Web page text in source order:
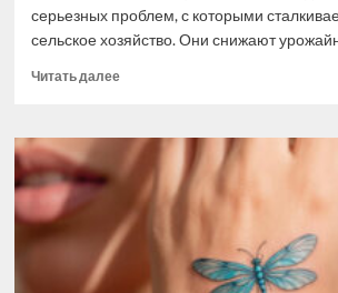
серьезных проблем, с которыми
сельское хозяйство. Они снижают
Читать далееПрочитать
Выявлены
свойства
пшеницы
повышения
урожайности
засоленных